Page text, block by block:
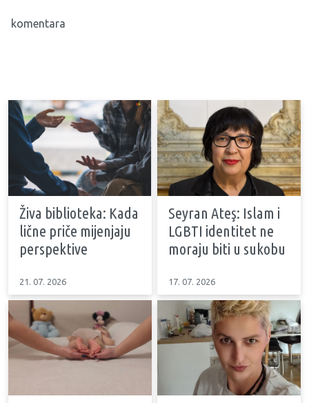
komentara
Živa biblioteka: Kada
lične priče mijenjaju
perspektive
21. 07. 2026
Seyran Ateş: Islam i
LGBTI identitet ne
moraju biti u sukobu
17. 07. 2026